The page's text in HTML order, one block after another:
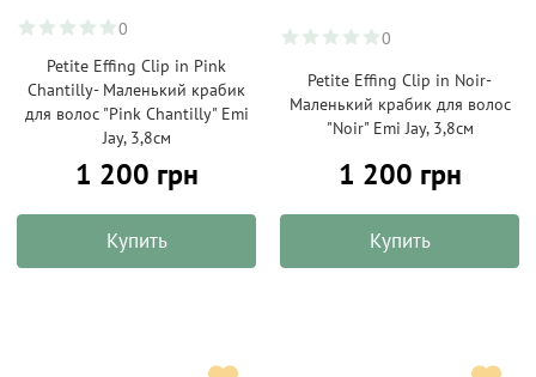
0
Petite Effing Clip in Pink
Chantilly- Маленький крабик
для волос "Pink Chantilly" Emi
Jay, 3,8см
1 200 грн
Купить
0
Petite Effing Clip in Noir-
Маленький крабик для волос
"Noir" Emi Jay, 3,8см
1 200 грн
Купить